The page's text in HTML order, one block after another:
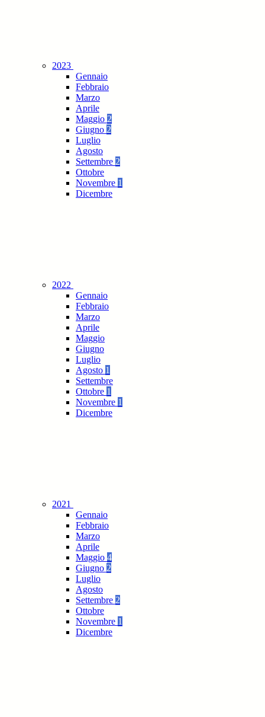
2023
Gennaio
Febbraio
Marzo
Aprile
Maggio 2
Giugno 2
Luglio
Agosto
Settembre 2
Ottobre
Novembre 1
Dicembre
2022
Gennaio
Febbraio
Marzo
Aprile
Maggio
Giugno
Luglio
Agosto 1
Settembre
Ottobre 1
Novembre 1
Dicembre
2021
Gennaio
Febbraio
Marzo
Aprile
Maggio 4
Giugno 2
Luglio
Agosto
Settembre 2
Ottobre
Novembre 1
Dicembre